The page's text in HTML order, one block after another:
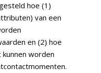
hoe (1)
van een
en (2) hoe
worden